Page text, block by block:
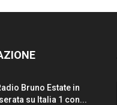
Bruno Estate in
su Italia 1 con...